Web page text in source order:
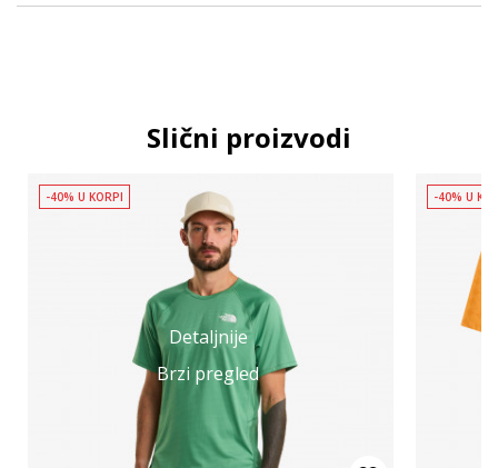
Slični proizvodi
Detaljnije
Brzi pregled
-40% U KORPI -40% U